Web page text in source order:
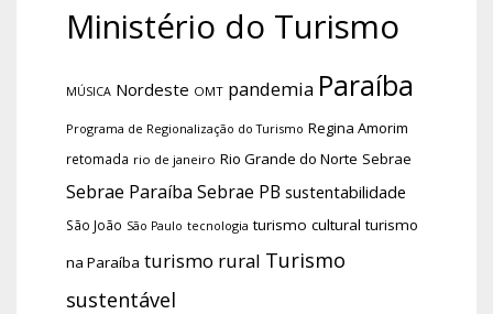
Ministério do Turismo
MÚSICA Nordeste OMT pandemia Paraíba
Programa de Regionalização do Turismo Regina Amorim
retomada rio de janeiro Rio Grande do Norte Sebrae
Sebrae Paraíba Sebrae PB sustentabilidade
São João São Paulo tecnologia turismo cultural turismo
na Paraíba turismo rural Turismo
sustentável